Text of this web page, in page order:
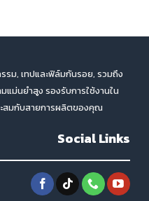
ม, เทปและฟิล์มกันรอย, รวมถึง
ม่นยำสูง รองรับการใช้งานใน
สมกับสายการผลิตของคุณ
Social Links